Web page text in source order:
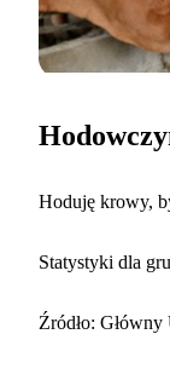
Hoduję krowy,
Statystyki dla
Źródło: